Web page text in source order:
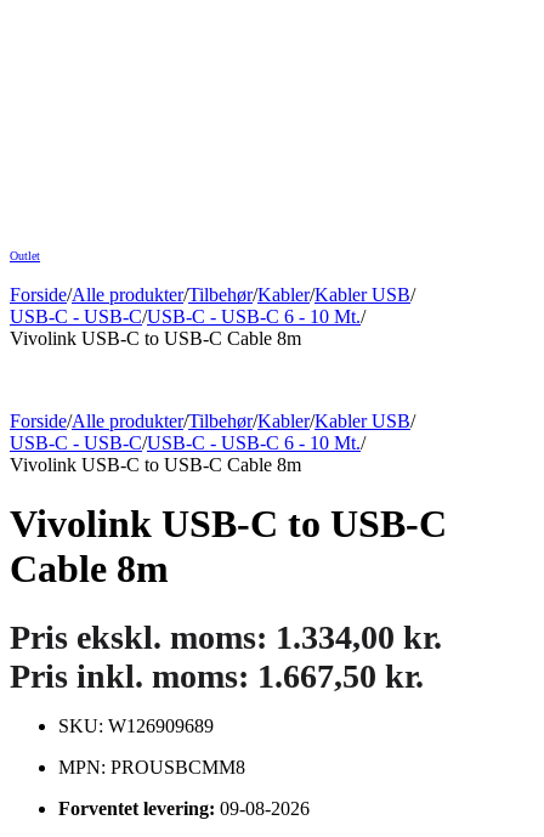
Outlet
Forside/Alle produkter/Tilbehør/Kabler/Kabler USB/
USB-C - USB-C/USB-C - USB-C 6 - 10 Mt./
Vivolink USB-C to USB-C Cable 8m
Forside/Alle produkter/Tilbehør/Kabler/Kabler USB/
USB-C - USB-C/USB-C - USB-C 6 - 10 Mt./
Vivolink USB-C to USB-C Cable 8m
Vivolink USB-C to USB-C
Cable 8m
Pris ekskl. moms: 1.334,00 kr.
Pris inkl. moms: 1.667,50 kr.
SKU: W126909689
MPN: PROUSBCMM8
Forventet levering: 09-08-2026